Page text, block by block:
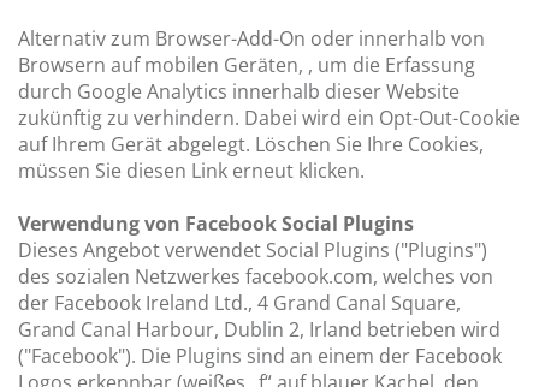
Alternativ zum Browser-Add-On oder innerhalb von
Browsern auf mobilen Geräten, , um die Erfassung
durch Google Analytics innerhalb dieser Website
zukünftig zu verhindern. Dabei wird ein Opt-Out-Cookie
auf Ihrem Gerät abgelegt. Löschen Sie Ihre Cookies,
müssen Sie diesen Link erneut klicken.
Verwendung von Facebook Social Plugins
Dieses Angebot verwendet Social Plugins ("Plugins")
des sozialen Netzwerkes facebook.com, welches von
der Facebook Ireland Ltd., 4 Grand Canal Square,
Grand Canal Harbour, Dublin 2, Irland betrieben wird
("Facebook"). Die Plugins sind an einem der Facebook